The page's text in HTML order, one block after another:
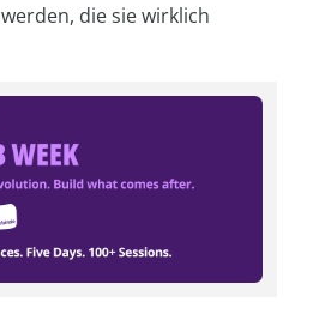
die sie wirklich